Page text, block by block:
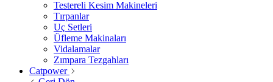
Testereli Kesim Makineleri
Tırpanlar
Uç Setleri
Üfleme Makinaları
Vidalamalar
Zımpara Tezgahları
Catpower